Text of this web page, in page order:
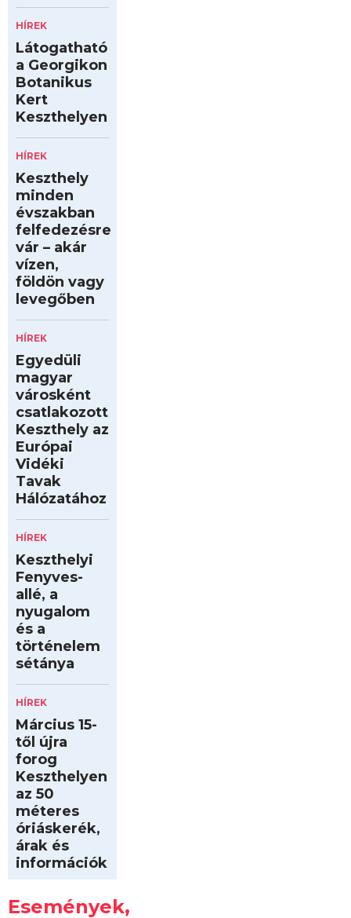
HÍREK
Látogatható
a Georgikon
Botanikus
Kert
Keszthelyen
HÍREK
Keszthely
minden
évszakban
felfedezésre
vár – akár
vízen,
földön vagy
levegőben
HÍREK
Egyedüli
magyar
városként
csatlakozott
Keszthely az
Európai
Vidéki
Tavak
Hálózatához
HÍREK
Keszthelyi
Fenyves-
allé, a
nyugalom
és a
történelem
sétánya
HÍREK
Március 15-
től újra
forog
Keszthelyen
az 50
méteres
óriáskerék,
árak és
információk
Események,
Kilóméterek